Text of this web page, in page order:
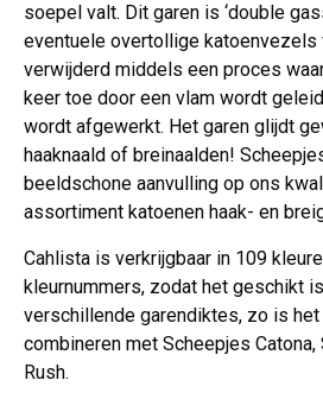
soepel valt. Dit garen is ‘double
eventuele overtollige katoenvezels
verwijderd middels een proces
keer toe door een vlam wordt
wordt afgewerkt. Het garen glijdt
haaknaald of breinaalden!
beeldschone aanvulling op ons
assortiment katoenen haak- en
Cahlista is verkrijgbaar in 109
kleurnummers, zodat het geschikt
verschillende garendiktes, zo is
combineren met Scheepjes
Rush.